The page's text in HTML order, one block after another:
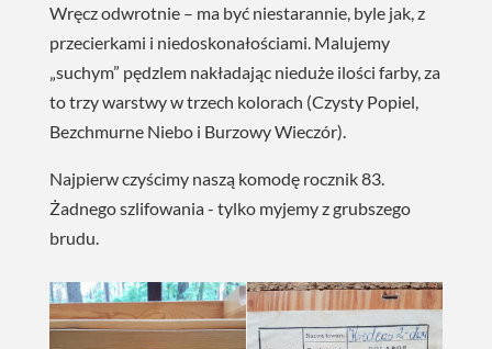
Wręcz odwrotnie – ma być niestarannie, byle jak, z
przecierkami i niedoskonałościami. Malujemy
„suchym” pędzlem nakładając nieduże ilości farby, za
to trzy warstwy w trzech kolorach (Czysty Popiel,
Bezchmurne Niebo i Burzowy Wieczór).
Najpierw czyścimy naszą komodę rocznik 83.
Żadnego szlifowania - tylko myjemy z grubszego
brudu.